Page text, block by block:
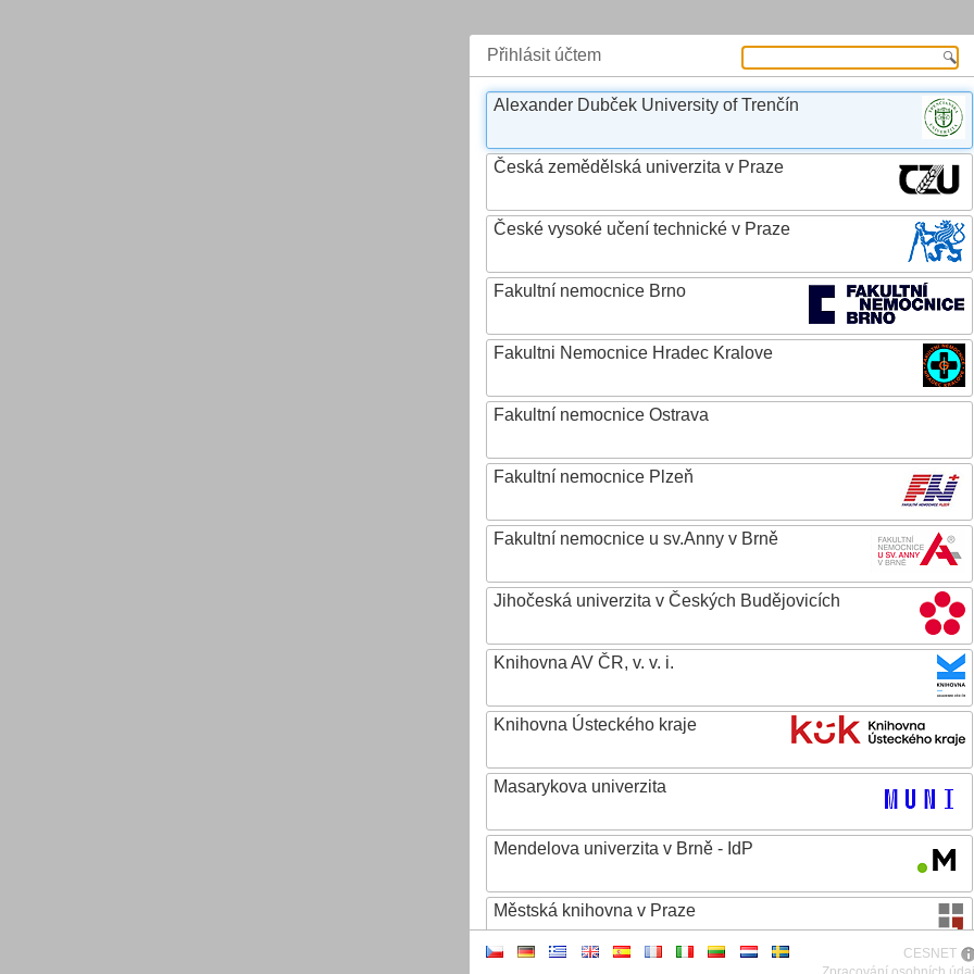
Přihlásit účtem
Alexander Dubček University of Trenčín
Česká zemědělská univerzita v Praze
České vysoké učení technické v Praze
Fakultní nemocnice Brno
Fakultni Nemocnice Hradec Kralove
Fakultní nemocnice Ostrava
Fakultní nemocnice Plzeň
Fakultní nemocnice u sv.Anny v Brně
Jihočeská univerzita v Českých Budějovicích
Knihovna AV ČR, v. v. i.
Knihovna Ústeckého kraje
Masarykova univerzita
Mendelova univerzita v Brně - IdP
Městská knihovna v Praze
CESNET